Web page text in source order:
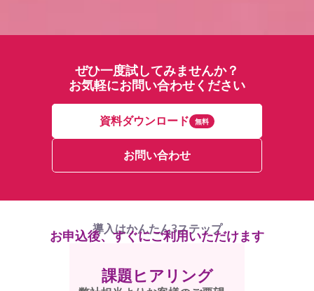
ぜひ一度試してみませんか？
お気軽にお問い合わせください
資料ダウンロード 無料
お問い合わせ
導入はかんたん3ステップ
お申込後、すぐにご利用いただけます
課題ヒアリング